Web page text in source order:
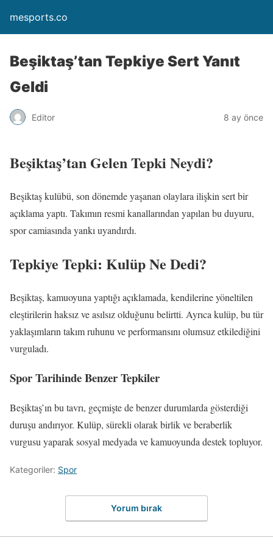
mesports.co
Beşiktaş’tan Tepkiye Sert Yanıt
Geldi
Editor 8 ay önce
Beşiktaş’tan Gelen Tepki Neydi?
Beşiktaş kulübü, son dönemde yaşanan olaylara ilişkin sert bir
açıklama yaptı. Takımın resmi kanallarından yapılan bu duyuru,
spor camiasında yankı uyandırdı.
Tepkiye Tepki: Kulüp Ne Dedi?
Beşiktaş, kamuoyuna yaptığı açıklamada, kendilerine yöneltilen
eleştirilerin haksız ve asılsız olduğunu belirtti. Ayrıca kulüp, bu tür
yaklaşımların takım ruhunu ve performansını olumsuz etkilediğini
vurguladı.
Spor Tarihinde Benzer Tepkiler
Beşiktaş’ın bu tavrı, geçmişte de benzer durumlarda gösterdiği
duruşu andırıyor. Kulüp, sürekli olarak birlik ve beraberlik
vurgusu yaparak sosyal medyada ve kamuoyunda destek topluyor.
Kategoriler: Spor
Yorum bırak